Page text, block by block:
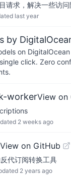
请求，解决一些访问
last year
by
on
click. Zero
workerView on
2 weeks ago
View on GitHub
代订阅转换工具
2 years ago